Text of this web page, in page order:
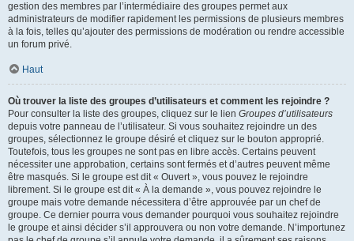
gestion des membres par l’intermédiaire des groupes permet aux
administrateurs de modifier rapidement les permissions de plusieurs membres
à la fois, telles qu’ajouter des permissions de modération ou rendre accessible
un forum privé.
Haut
Où trouver la liste des groupes d’utilisateurs et comment les rejoindre ?
Pour consulter la liste des groupes, cliquez sur le lien Groupes d’utilisateurs
depuis votre panneau de l’utilisateur. Si vous souhaitez rejoindre un des
groupes, sélectionnez le groupe désiré et cliquez sur le bouton approprié.
Toutefois, tous les groupes ne sont pas en libre accès. Certains peuvent
nécessiter une approbation, certains sont fermés et d’autres peuvent même
être masqués. Si le groupe est dit « Ouvert », vous pouvez le rejoindre
librement. Si le groupe est dit « À la demande », vous pouvez rejoindre le
groupe mais votre demande nécessitera d’être approuvée par un chef de
groupe. Ce dernier pourra vous demander pourquoi vous souhaitez rejoindre
le groupe et ainsi décider s’il approuvera ou non votre demande. N’importunez